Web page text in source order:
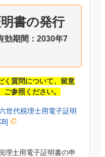
書の発行
効期間：2030年7
く質問について、留意
参照ください。
世代税理士用電子証明
理士用電子証明書の申